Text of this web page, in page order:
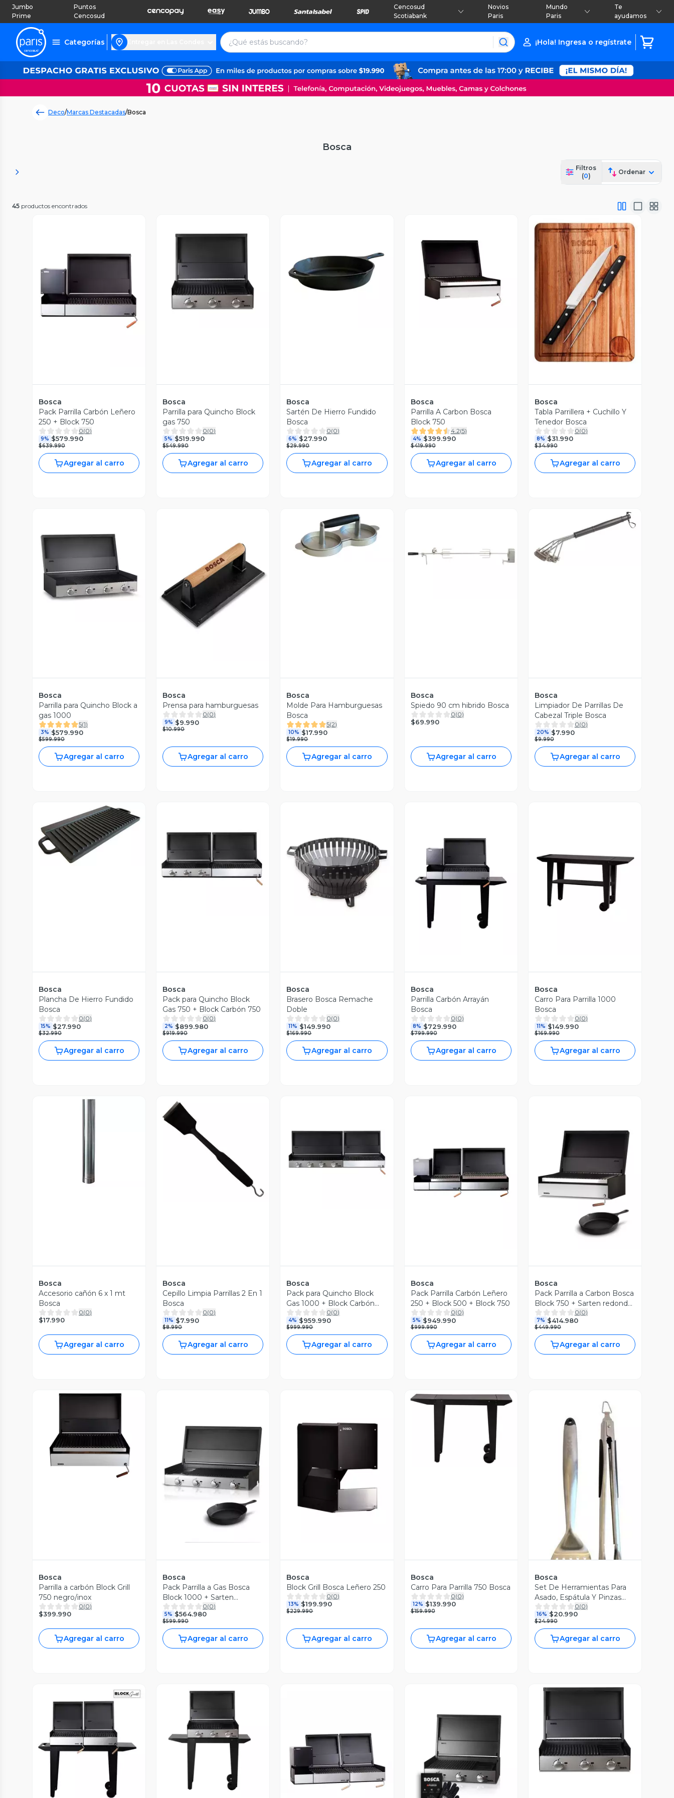
Jumbo
Prime
Puntos
Cencosud
Cencosud
Scotiabank
Novios
Paris
Mundo
Paris
Te
ayudamos
Categorías ¡Hola! Ingresa o regístrate
Deco/Marcas Destacadas/Bosca
Bosca
Filtros
(0)
Ordenar
45 productos encontrados
Vista Previa
Bosca
Pack Parrilla Carbón Leñero
250 + Block 750
0(0)
9% $579.990
$639.990
Agregar al carro
Vista Previa
Bosca
Parrilla para Quincho Block
gas 750
0(0)
5% $519.990
$549.990
Agregar al carro
Vista Previa
Bosca
Sartén De Hierro Fundido
Bosca
0(0)
6% $27.990
$29.990
Agregar al carro
Vista Previa
Bosca
Parrilla A Carbon Bosca
Block 750
4.2(5)
4% $399.990
$419.990
Agregar al carro
Vista Previa
Bosca
Tabla Parrillera + Cuchillo Y
Tenedor Bosca
0(0)
8% $31.990
$34.990
Agregar al carro
Vista Previa
Bosca
Parrilla para Quincho Block a
gas 1000
5(1)
3% $579.990
$599.990
Agregar al carro
Vista Previa
Bosca
Prensa para hamburguesas
0(0)
9% $9.990
$10.990
Agregar al carro
Vista Previa
Bosca
Molde Para Hamburguesas
Bosca
5(2)
10% $17.990
$19.990
Agregar al carro
Bosca
Spiedo 90 cm hibrido Bosca
0(0)
$69.990
Agregar al carro
Bosca
Limpiador De Parrillas De
Cabezal Triple Bosca
0(0)
20% $7.990
$9.990
Agregar al carro
Vista Previa
Bosca
Plancha De Hierro Fundido
Bosca
0(0)
15% $27.990
$32.990
Agregar al carro
Vista Previa
Bosca
Pack para Quincho Block
Gas 750 + Block Carbón 750
0(0)
2% $899.980
$919.990
Agregar al carro
Vista Previa
Bosca
Brasero Bosca Remache
Doble
0(0)
11% $149.990
$169.990
Agregar al carro
Vista Previa
Bosca
Parrilla Carbón Arrayán
Bosca
0(0)
8% $729.990
$799.990
Agregar al carro
Vista Previa
Bosca
Carro Para Parrilla 1000
Bosca
0(0)
11% $149.990
$169.990
Agregar al carro
Bosca
Accesorio cañón 6 x 1 mt
Bosca
0(0)
$17.990
Agregar al carro
Vista Previa
Bosca
Cepillo Limpia Parrillas 2 En 1
Bosca
0(0)
11% $7.990
$8.990
Agregar al carro
Vista Previa
Bosca
Pack para Quincho Block
Gas 1000 + Block Carbón
750
0(0)
4% $959.990
$999.990
Agregar al carro
Vista Previa
Bosca
Pack Parrilla Carbón Leñero
250 + Block 500 + Block 750
0(0)
5% $949.990
$999.990
Agregar al carro
Vista Previa
Bosca
Pack Parrilla a Carbon Bosca
Block 750 + Sarten redondo
fierro pequeño
0(0)
7% $414.980
$449.990
Agregar al carro
Bosca
Parrilla a carbón Block Grill
750 negro/inox
0(0)
$399.990
Agregar al carro
Vista Previa
Bosca
Pack Parrilla a Gas Bosca
Block 1000 + Sarten
redondo fierro pequeño
0(0)
5% $564.980
$599.990
Agregar al carro
Vista Previa
Bosca
Block Grill Bosca Leñero 250
0(0)
13% $199.990
$229.990
Agregar al carro
Bosca
Carro Para Parrilla 750 Bosca
0(0)
12% $139.990
$159.990
Agregar al carro
Vista Previa
Bosca
Set De Herramientas Para
Asado, Espátula Y Pinzas
Bosca
0(0)
16% $20.990
$24.990
Agregar al carro
Vista Previa Vista Previa
Vista Previa Vista Previa
Vista Previa